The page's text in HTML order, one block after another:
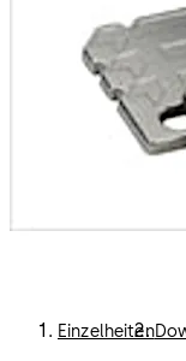
Einzelheiten